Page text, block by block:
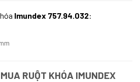
Imundex 757.94.032:
RUỘT KHÓA IMUNDEX